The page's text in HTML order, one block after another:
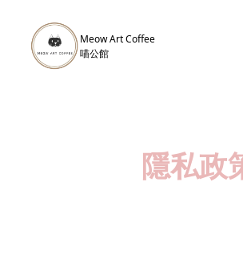
Meow Art Coffee
​喵公館
隱私政